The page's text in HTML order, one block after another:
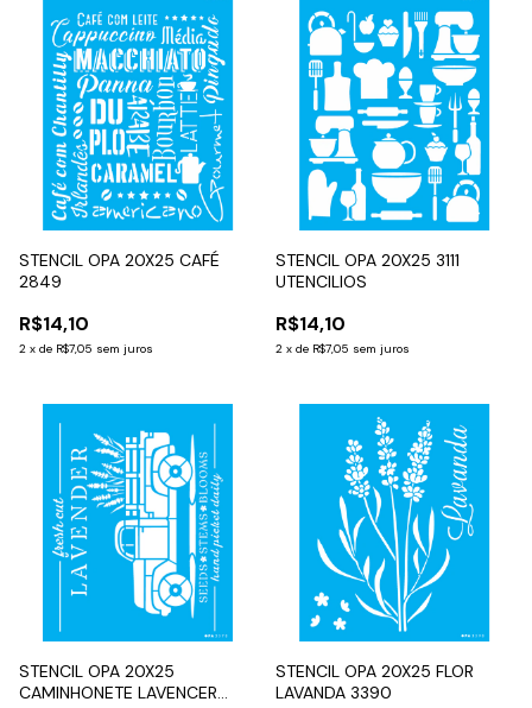
STENCIL OPA 20X25 CAFÉ
2849
R$14,10
2 x de R$7,05 sem juros
STENCIL OPA 20X25 3111
UTENCILIOS
R$14,10
2 x de R$7,05 sem juros
STENCIL OPA 20X25
CAMINHONETE LAVENCER
STENCIL OPA 20X25 FLOR
LAVANDA 3390